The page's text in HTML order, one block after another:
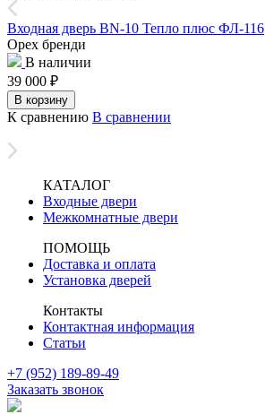
Входная дверь BN-10 Тепло плюс ФЛ-116
Орех бренди
В наличии
39 000 ₽
В корзину
К сравнению В сравнении
КАТАЛОГ
Входные двери
Межкомнатные двери
ПОМОЩЬ
Доставка и оплата
Установка дверей
Контакты
Контактная информация
Статьи
+7 (952) 189-89-49
Заказать звонок